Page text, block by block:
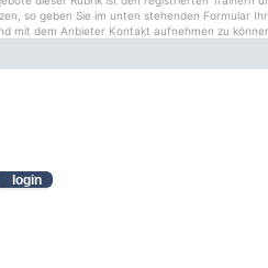
so geben Sie im unten stehenden Formular
mit dem Anbieter Kontakt aufnehmen zu
login